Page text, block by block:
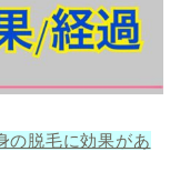
の脱毛に効果があ